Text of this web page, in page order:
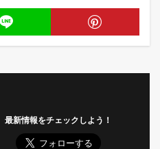
最新情報をチェックしよう！